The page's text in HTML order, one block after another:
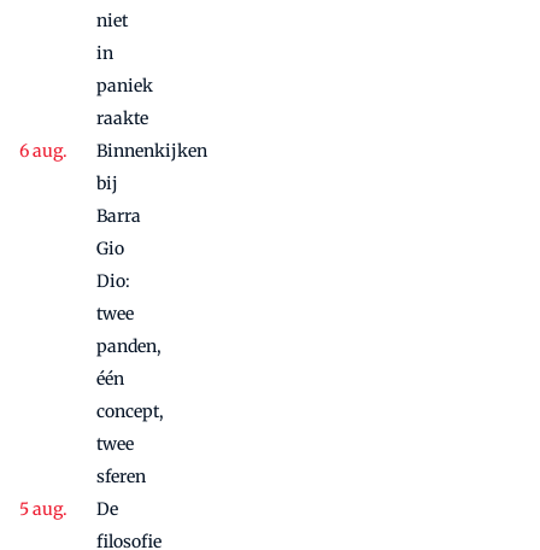
niet
in
paniek
raakte
Binnenkijken
bij
Barra
Gio
Dio:
twee
panden,
één
concept,
twee
sferen
De
filosofie